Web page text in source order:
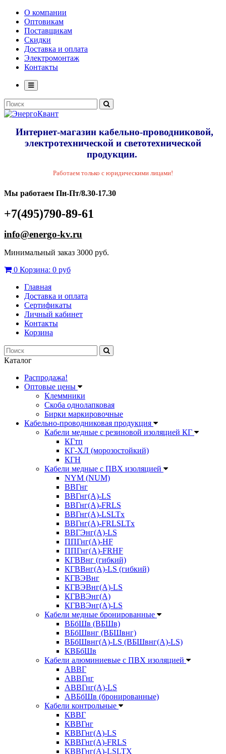
О компании
Оптовикам
Поставщикам
Скидки
Доставка и оплата
Электромонтаж
Контакты
Интернет-магазин кабельно-проводниковой,
электротехнической и светотехнической
продукции.
Работаем только с юридическими лицами!
Мы работаем Пн-Пт/8.30-17.30
+7(495)790-89-61
info@energo-kv.ru
Минимальный заказ 3000 руб.
0 Корзина: 0 руб
Главная
Доставка и оплата
Сертификаты
Личный кабинет
Контакты
Корзина
Каталог
Распродажа!
Оптовые цены
Клеммники
Скоба однолапковая
Бирки маркировочные
Кабельно-проводниковая продукция
Кабели медные с резиновой изоляцией КГ
КГтп
КГ-ХЛ (морозостойкий)
КГН
Кабели медные с ПВХ изоляцией
NYM (NUM)
ВВГнг
ВВГнг(А)-LS
ВВГнг(А)-FRLS
ВВГнг(A)-LSLTx
ВВГнг(A)-FRLSLTx
ВВГЭнг(А)-LS
ППГнг(А)-HF
ППГнг(А)-FRHF
КГВВнг (гибкий)
КГВВнг(А)-LS (гибкий)
КГВЭВнг
КГВЭВнг(А)-LS
КГВВЭнг(А)
КГВВЭнг(А)-LS
Кабели медные бронированные
ВБбШв (ВБШв)
ВБбШвнг (ВБШвнг)
ВБбШвнг(А)-LS (ВБШвнг(А)-LS)
КВБбШв
Кабели алюминиевые с ПВХ изоляцией
АВВГ
АВВГнг
АВВГнг(А)-LS
АВБбШв (бронированные)
Кабели контрольные
КВВГ
КВВГнг
КВВГнг(А)-LS
КВВГнг(А)-FRLS
КВВГнг(А)-LSLTX